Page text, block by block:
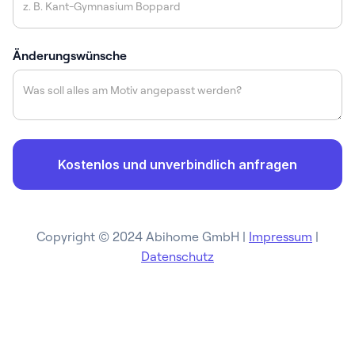
Änderungswünsche
Copyright © 2024 Abihome GmbH | Impressum |
Datenschutz